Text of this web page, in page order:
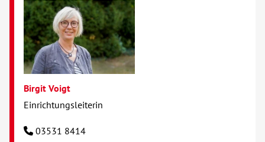
Birgit Voigt
Einrichtungsleiterin
03531 8414